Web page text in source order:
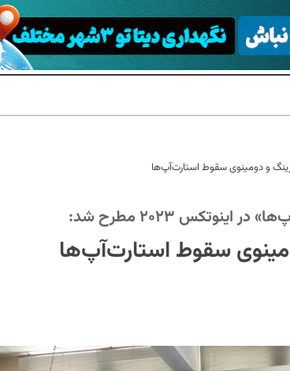
و دومینوی سقوط استارت‌آپ‌ها
۲۰۲۳ مطرح شد:
سقوط استارت‌آپ‌ها